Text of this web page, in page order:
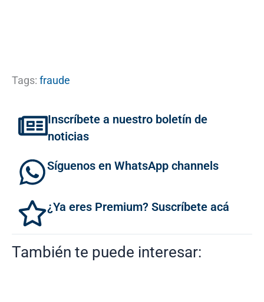
Tags: fraude
Inscríbete a nuestro boletín de
noticias
Síguenos en WhatsApp channels
¿Ya eres Premium? Suscríbete acá
También te puede interesar: